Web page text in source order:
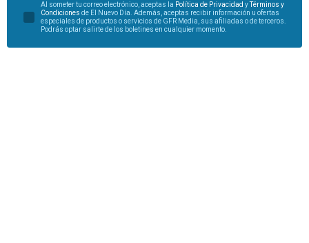
Al someter tu correo electrónico, aceptas la Política de Privacidad yTérminos y
Condiciones de El Nuevo Día. Además, aceptas recibir información u ofertas
especiales de productos o servicios de GFR Media, sus afiliadas o de terceros.
Podrás optar salirte de los boletines en cualquier momento.